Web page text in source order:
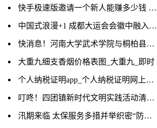
快手极速版邀请一个新人能赚多少钱 全球观速讯
中国式浪漫+1 成都大运会会徽中融入凤凰元素
快消息！河南大学武术学院与桐柏县深化校地合作 推动全民健身迈上新台阶
大重九细支香烟价格表图_大重九_即时
个人纳税证明app_个人纳税证明网上打印
叮咚！四团镇新时代文明实践活动清单（7月）已派送，请查收！-天天播报
汛期来临 太保服务多措并举织密“防护网”